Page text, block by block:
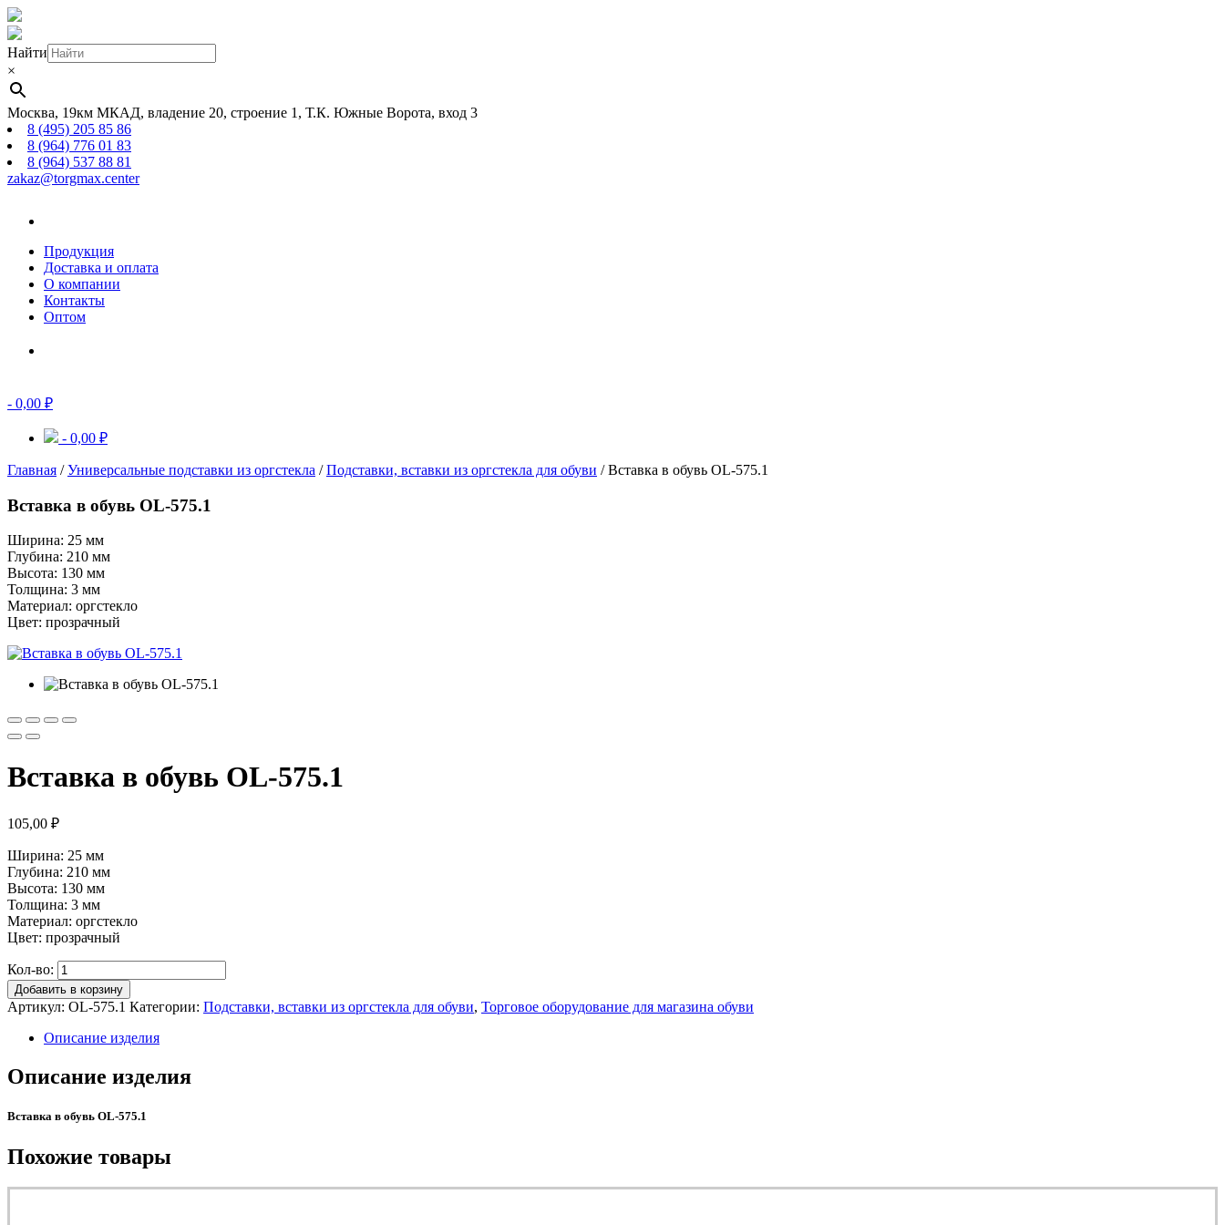
Найти
×
Москва, 19км МКАД, владение 20, строение 1, Т.К. Южные Ворота, вход 3
8 (495) 205 85 86
8 (964) 776 01 83
8 (964) 537 88 81
zakaz@torgmax.center
Продукция
Доставка и оплата
О компании
Контакты
Оптом
- 0,00 ₽
- 0,00 ₽
Главная /Универсальные подставки из оргстекла /Подставки, вставки из оргстекла для обуви / Вставка в обувь OL-575.1
Вставка в обувь OL-575.1
Ширина: 25 мм
Глубина: 210 мм
Высота: 130 мм
Толщина: 3 мм
Материал: оргстекло
Цвет: прозрачный
Вставка в обувь OL-575.1
105,00 ₽
Ширина: 25 мм
Глубина: 210 мм
Высота: 130 мм
Толщина: 3 мм
Материал: оргстекло
Цвет: прозрачный
Кол-во:
Добавить в корзину
Артикул: OL-575.1 Категории: Подставки, вставки из оргстекла для обуви, Торговое оборудование для магазина обуви
Описание изделия
Описание изделия
Вставка в обувь OL-575.1
Похожие товары